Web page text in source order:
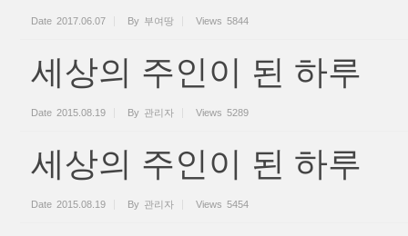
Date 2017.06.07 By 부여땅 Views 5844
세상의 주인이 된 하루
Date 2015.08.19 By 관리자 Views 5289
세상의 주인이 된 하루
Date 2015.08.19 By 관리자 Views 5454